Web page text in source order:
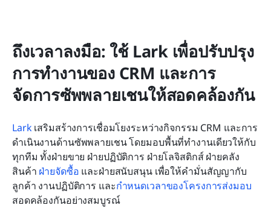
ถึงเวลาลงมือ: ใช้ Lark เพื่อปรับปรุง
การทำงานของ CRM และการ
จัดการซัพพลายเชนให้สอดคล้องกัน
Lark เสริมสร้างการเชื่อมโยงระหว่างกิจกรรม CRM และการ
ดำเนินงานด้านซัพพลายเชน โดยมอบพื้นที่ทำงานเดียวให้กับ
ทุกทีม ทั้งฝ่ายขาย ฝ่ายปฏิบัติการ ฝ่ายโลจิสติกส์ ฝ่ายคลัง
สินค้า ฝ่ายจัดซื้อ และฝ่ายสนับสนุน เพื่อให้คำมั่นสัญญากับ
ลูกค้า งานปฏิบัติการ และกำหนดเวลาของโครงการส่งมอบ
สอดคล้องกันอย่างสมบูรณ์